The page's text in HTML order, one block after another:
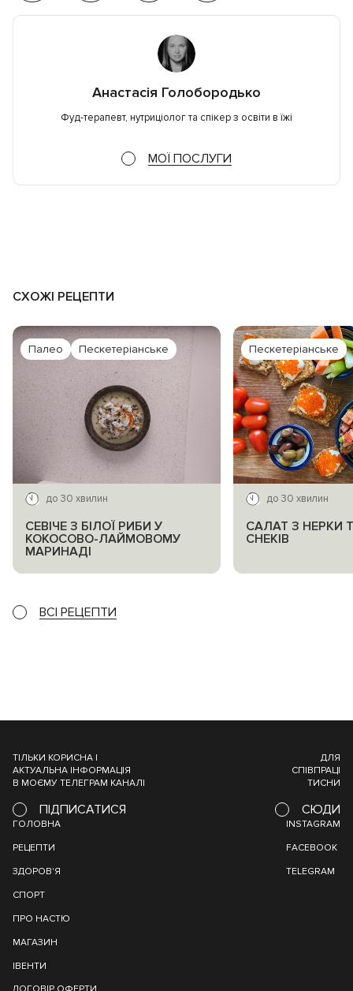
Анастасія Голобородько
Фуд-терапевт, нутриціолог та спікер з освіти в їжі
МОЇ ПОСЛУГИ
СХОЖІ РЕЦЕПТИ
Палео Пескетеріанське
до 30 хвилин
СЕВІЧЕ З БІЛОЇ РИБИ У
КОКОСОВО-ЛАЙМОВОМУ
МАРИНАДІ
Пескетеріанське
до 30 хвилин
САЛАТ З НЕРКИ
СНЕКІВ
ВСІ РЕЦЕПТИ
ТІЛЬКИ КОРИСНА І
АКТУАЛЬНА ІНФОРМАЦІЯ
В МОЄМУ ТЕЛЕГРАМ КАНАЛІ
ПІДПИСАТИСЯ
ДЛЯ
СПІВПРАЦІ
ТИСНИ
СЮДИ
ГОЛОВНА
РЕЦЕПТИ
ЗДОРОВ'Я
СПОРТ
ПРО НАСТЮ
МАГАЗИН
ІВЕНТИ
INSTAGRAM
FACEBOOK
TELEGRAM